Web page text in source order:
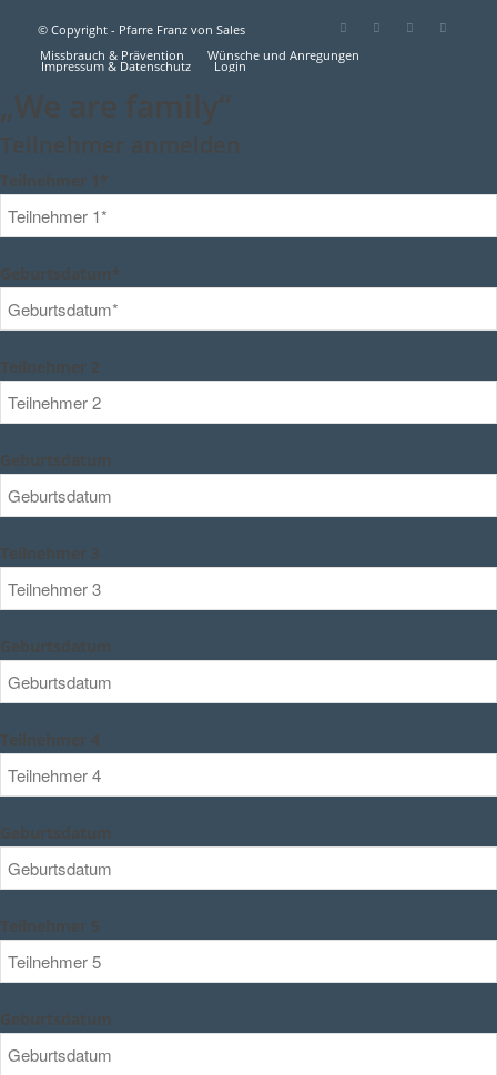
© Copyright - Pfarre Franz von Sales
Missbrauch & Prävention
Wünsche und Anregungen
Impressum & Datenschutz Login
„We are family“
Teilnehmer anmelden
Teilnehmer 1*
Geburtsdatum*
Teilnehmer 2
Geburtsdatum
Teilnehmer 3
Geburtsdatum
Teilnehmer 4
Geburtsdatum
Teilnehmer 5
Geburtsdatum